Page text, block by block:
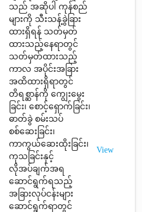
သည် အဆိုပါ ကုန်စည်
များကို သီးသန့်ခွဲခြား
ထားရှိရန် သတ်မှတ်
ထားသည့်နေရာတွင်
သတ်မှတ်ထားသည့်
ကာလ အပိုင်းအခြား
အထိထားရှိရာတွင်
တိရစ္ဆာန်ကို ကျွေးမွေး
ခြင်း၊ စောင့်ရှောက်ခြင်း၊
ဓာတ်ခွဲ စမ်းသပ်
စစ်ဆေးခြင်း၊
ကာကွယ်ဆေးထိုးခြင်း၊
ကုသခြင်းနှင့်
လိုအပ်ချက်အရ
ဆောင်ရွက်ရသည့်
အခြားလုပ်ငန်းများ
ဆောင်ရွက်ရာတွင်
View